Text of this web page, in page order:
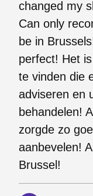
changed my
Can only
be in
perfect! Het
te vinden die
adviseren en
behandelen!
zorgde zo
aanbevelen!
Brussel!